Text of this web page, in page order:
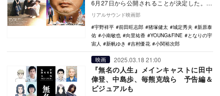
6月27日から公開されることが決定した。
映画『アルプススタンドのはしの方』…
リアルサウンド映画部
宇野祥平
前田旺志郎 猪塚健太 城定秀夫
新原泰
佑
小南敏也 向里祐香 YOUNG&FINE
となりの宇
宙人
新帆ゆき 吉村優花 小関裕次郎
映画 2025.03.18 21:00
『無名の人生』メインキャストに田中
偉登、中島歩、毎熊克哉ら 予告編＆
ビジュアルも